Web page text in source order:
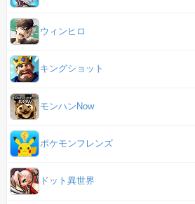
ウィンヒロ
キングショット
モンハンNow
ポケモンフレンズ
ドット異世界